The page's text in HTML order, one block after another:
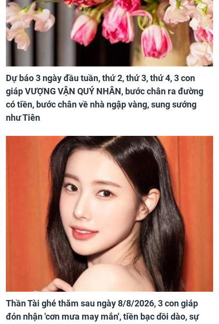
Dự báo 3 ngày đầu tuần, thứ 2, thứ 3, thứ 4, 3 con
giáp VƯỢNG VẬN QUÝ NHÂN, bước chân ra đường
có tiền, bước chân về nhà ngập vàng, sung sướng
như Tiên
Thần Tài ghé thăm sau ngày 8/8/2026, 3 con giáp
đón nhận 'cơn mưa may mắn', tiền bạc dồi dào, sự